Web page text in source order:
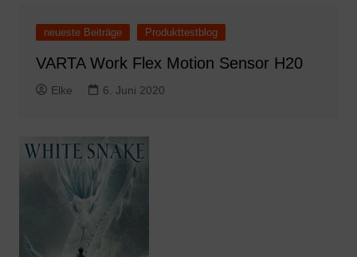
neueste Beiträge Produkttestblog
VARTA Work Flex Motion Sensor H20
Elke 6. Juni 2020